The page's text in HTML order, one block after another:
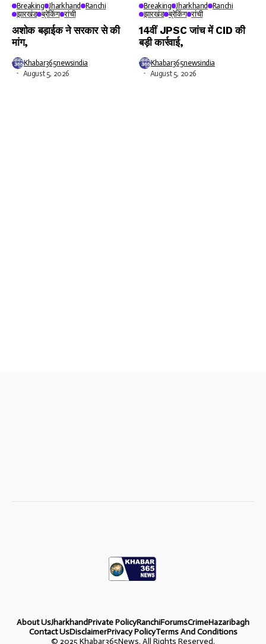
Breaking Jharkhand Ranchi
झारखंड ब्रेकिंग रांची
अशोक बड़ाईक ने सरकार से की
मांग,
Khabar365newsindia
August 5, 2026
Breaking Jharkhand Ranchi
झारखंड ब्रेकिंग रांची
14वीं JPSC जांच में CID की
बड़ी कार्रवाई,
Khabar365newsindia
August 5, 2026
About UsJharkhandPrivate PolicyRanchiForumsCrimeHazaribagh
Contact UsDisclaimerPrivacy PolicyTerms And Conditions
© 2025 Khabar365News. All Rights Reserved.